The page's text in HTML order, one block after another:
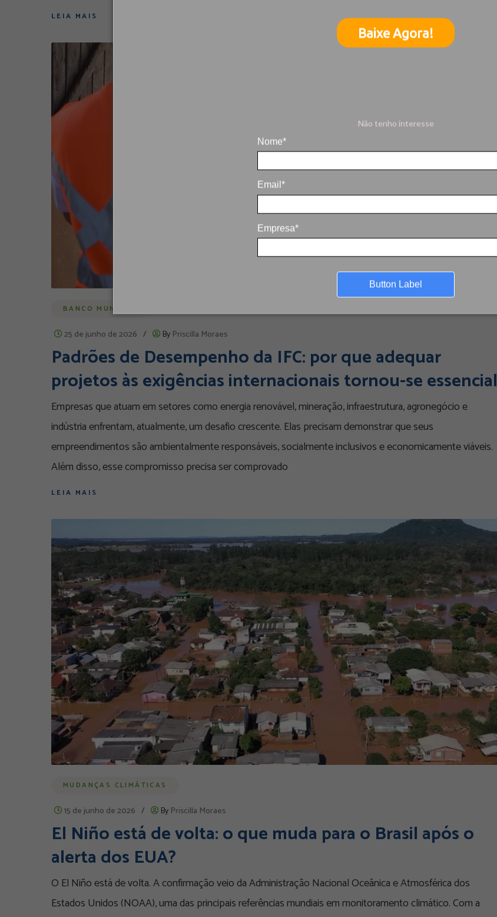
Baixe Agora!
Não tenho interesse
Nome*
Email*
Empresa*
Button Label
LEIA MAIS
BANCO MUNDIAL
25 de junho de 2026 / By Priscilla Moraes
Padrões de Desempenho da IFC: por que adequar
projetos às exigências internacionais tornou-se essencial
Empresas que atuam em setores como energia renovável, mineração, infraestrutura, agronegócio e
indústria enfrentam, atualmente, um desafio crescente. Elas precisam demonstrar que seus
empreendimentos são ambientalmente responsáveis, socialmente inclusivos e economicamente viáveis.
Além disso, esse compromisso precisa ser comprovado
LEIA MAIS
MUDANÇAS CLIMÁTICAS
15 de junho de 2026 / By Priscilla Moraes
El Niño está de volta: o que muda para o Brasil após o
alerta dos EUA?
O El Niño está de volta. A confirmação veio da Administração Nacional Oceânica e Atmosférica dos
Estados Unidos (NOAA), uma das principais referências mundiais em monitoramento climático. Com a